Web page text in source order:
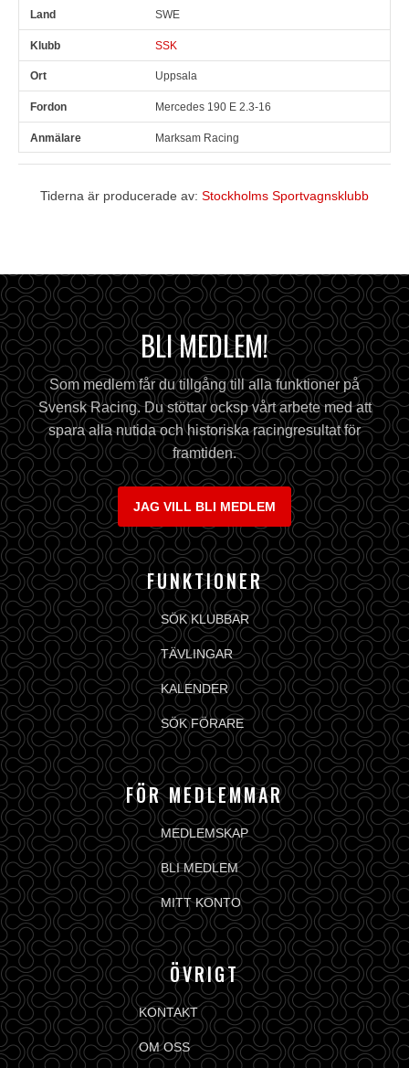
SWE
SSK
Uppsala
Mercedes 190 E 2.3-16
Marksam Racing
Tiderna är producerade av: Stockholms Sportvagnsklubb
BLI MEDLEM!
Som medlem får du tillgång till alla funktioner på
Svensk Racing. Du stöttar ocksp vårt arbete med att
spara alla nutida och historiska racingresultat för
framtiden.
JAG VILL BLI MEDLEM
FUNKTIONER
SÖK KLUBBAR
TÄVLINGAR
KALENDER
SÖK FÖRARE
FÖR MEDLEMMAR
MEDLEMSKAP
BLI MEDLEM
MITT KONTO
ÖVRIGT
KONTAKT
OM OSS